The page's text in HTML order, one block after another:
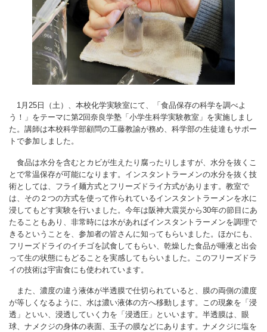
1月25日（土）、本校化学実験室にて、「食品保存の科学を調べよ
う！」をテーマに第2回奈良学塾「小学生科学実験教室」を実施しまし
た。講師は本校科学部顧問の工藤教諭が務め、科学部の生徒達もサポー
トで参加しました。
食品は水分を含むとカビが生えたり腐ったりしますが、水分を抜くこ
とで常温保存が可能になります。インスタントラーメンの水分を抜く技
術としては、フライ麺方式とフリーズドライ方式があります。教室で
は、その２つの方式を使って作られているインスタントラーメンを水に
浸してもどす実験を行いました。今年は阪神大震災から30年の節目にあ
たることもあり、非常時には水があればインスタントラーメンを調理で
きるということを、参加者の皆さんに知ってもらいました。ほかにも、
フリーズドライのイチゴを試食してもらい、乾燥した食品が唾液と出会
って生の状態にもどることを実感してもらいました。このフリーズドラ
イの技術は宇宙食にも使われています。
また、濃度の違う液体が半透膜で仕切られていると、膜の両側の濃度
が等しくなるように、水は濃い液体の方へ移動します。この現象を「浸
透」といい、浸透していく力を「浸透圧」といいます。半透膜は、眼
球、ナメクジの身体の表面、玉子の膜などにあります。ナメクジに塩を